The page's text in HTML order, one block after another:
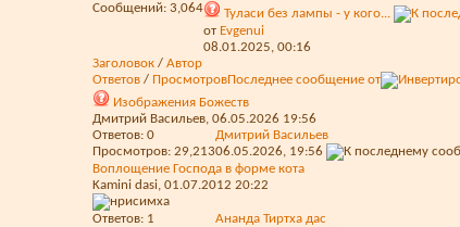
Сообщений: 3,064
Туласи без лампы - у кого...
от Evgenui
08.01.2025, 00:16
Заголовок / Автор
Ответов / ПросмотровПоследнее сообщение от
Изображения Божеств
Дмитрий Васильев, 06.05.2026 19:56
Ответов: 0
Просмотров: 29,213
Дмитрий Васильев
06.05.2026, 19:56
Воплощение Господа в форме кота
Kamini dasi, 01.07.2012 20:22
Ответов: 1
Ананда Тиртха дас